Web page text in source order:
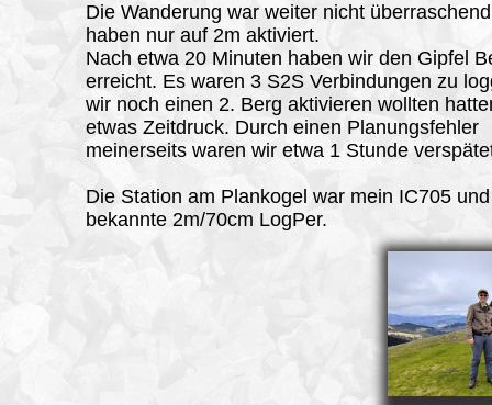
Die Wanderung war weiter nicht
haben nur auf 2m aktiviert.
Nach etwa 20 Minuten haben wir den Gipfel
erreicht. Es waren 3 S2S Verbindungen zu
wir noch einen 2. Berg aktivieren wollten
etwas Zeitdruck. Durch einen Planungsfehler
meinerseits waren wir etwa 1 Stunde
Die Station am Plankogel war mein IC705
bekannte 2m/70cm LogPer.